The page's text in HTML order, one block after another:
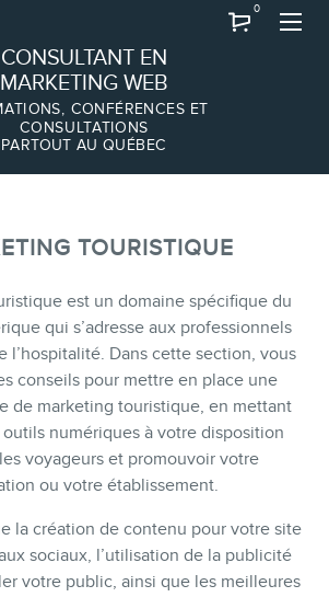
CONSULTANT EN
MARKETING WEB
CONFÉRENCES ET
CONSULTATIONS
PARTOUT AU QUÉBEC
0
À PROPOS
Équipe
TOURISTIQUE
est un domaine spécifique du
qui s’adresse aux professionnels
l’hospitalité. Dans cette section, vous
conseils pour mettre en place une
de marketing touristique, en mettant
outils numériques à votre disposition
voyageurs et promouvoir votre
ou votre établissement.
la création de contenu pour votre site
sociaux, l’utilisation de la publicité
votre public, ainsi que les meilleures